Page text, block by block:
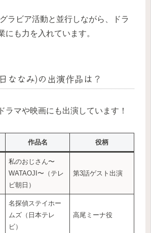
ラビア活動と並行しながら、ドラ
にも力を入れています。
ななみ)の出演作品は？
ラマや映画にも出演しています！
作品名 役柄
私のおじさん〜
WATAOJI〜（テレ
ビ朝日）
第3話ゲスト出演
名探偵ステイホー
ムズ（日本テレ
ビ）
高尾ミーナ役